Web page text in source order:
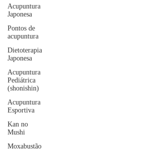
Acupuntura
Japonesa
Pontos de
acupuntura
Dietoterapia
Japonesa
Acupuntura
Pediátrica
(shonishin)
Acupuntura
Esportiva
Kan no
Mushi
Moxabustão